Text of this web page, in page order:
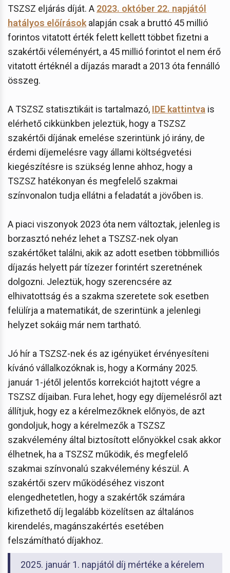
TSZSZ eljárás díját. A 2023. október 22. napjától
hatályos előírások alapján csak a bruttó 45 millió
forintos vitatott érték felett kellett többet fizetni a
szakértői véleményért, a 45 millió forintot el nem érő
vitatott értéknél a díjazás maradt a 2013 óta fennálló
összeg.
A TSZSZ statisztikáit is tartalmazó, IDE kattintva is
elérhető cikkünkben jeleztük, hogy a TSZSZ
szakértői díjának emelése szerintünk jó irány, de
érdemi díjemelésre vagy állami költségvetési
kiegészítésre is szükség lenne ahhoz, hogy a
TSZSZ hatékonyan és megfelelő szakmai
színvonalon tudja ellátni a feladatát a jövőben is.
A piaci viszonyok 2023 óta nem változtak, jelenleg is
borzasztó nehéz lehet a TSZSZ-nek olyan
szakértőket találni, akik az adott esetben többmilliós
díjazás helyett pár tízezer forintért szeretnének
dolgozni. Jeleztük, hogy szerencsére az
elhivatottság és a szakma szeretete sok esetben
felülírja a matematikát, de szerintünk a jelenlegi
helyzet sokáig már nem tartható.
Jó hír a TSZSZ-nek és az igényüket érvényesíteni
kívánó vállalkozóknak is, hogy a Kormány 2025.
január 1-jétől jelentős korrekciót hajtott végre a
TSZSZ díjaiban. Fura lehet, hogy egy díjemelésről azt
állítjuk, hogy ez a kérelmezőknek előnyös, de azt
gondoljuk, hogy a kérelmezők a TSZSZ
szakvélemény által biztosított előnyökkel csak akkor
élhetnek, ha a TSZSZ működik, és megfelelő
szakmai színvonalú szakvélemény készül. A
szakértői szerv működéséhez viszont
elengedhetetlen, hogy a szakértők számára
kifizethető díj legalább közelítsen az általános
kirendelés, magánszakértés esetében
felszámítható díjakhoz.
2025. január 1. napjától díj mértéke a kérelem